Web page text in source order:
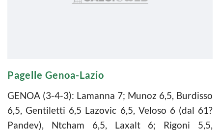
Pagelle Genoa-Lazio
GENOA (3-4-3): Lamanna 7; Munoz 6,5, Burdisso
6,5, Gentiletti 6,5 Lazovic 6,5, Veloso 6 (dal 61?
Pandev), Ntcham 6,5, Laxalt 6; Rigoni 5,5,